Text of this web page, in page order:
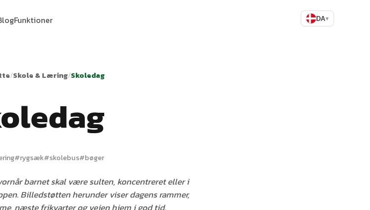
Funktioner DA▾
/Skole & Læring/Skoledag
#rygsæk#skolebus#bøger
barnet skal være sulten, koncentreret eller i
Billedstøtten herunder viser dagens rammer,